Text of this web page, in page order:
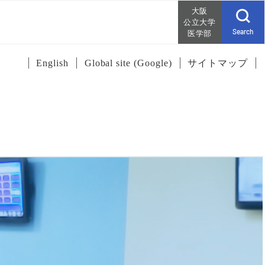
大阪
公立大学
医学部
Search
English Global site (Google) サイトマップ